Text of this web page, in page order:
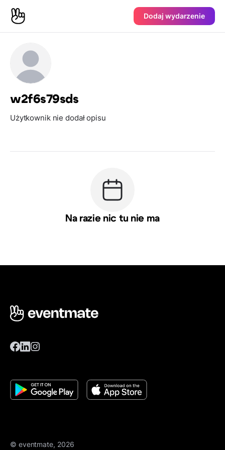
Dodaj wydarzenie
w2f6s79sds
Użytkownik nie dodał opisu
Na razie nic tu nie ma
© eventmate, 2026